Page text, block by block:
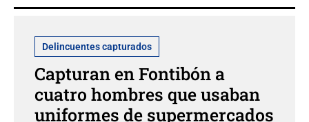
Delincuentes capturados
Capturan en Fontibón a
cuatro hombres que usaban
uniformes de supermercados